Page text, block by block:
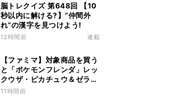
脳トレクイズ 第648回 【10
秒以内に解ける?】“仲間外
れ”の漢字を見つけよう!
12時間前 連載
【ファミマ】対象商品を買う
と「ポケモンフレンダ」レッ
クウザ・ピカチュウ＆ゼラオ
ラのスペシャルフレンダピッ
11時間前